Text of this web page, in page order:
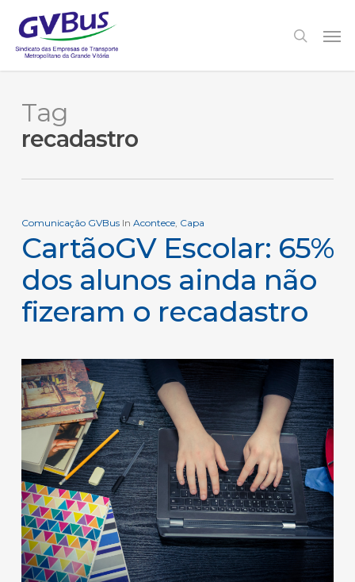
main
content
search
Tag
recadastro
Comunicação GVBus In Acontece, Capa
CartãoGV Escolar: 65%
dos alunos ainda não
fizeram o recadastro